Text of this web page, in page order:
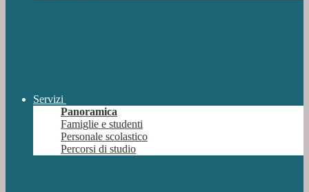
Servizi
Panoramica
Famiglie e studenti
Personale scolastico
Percorsi di studio